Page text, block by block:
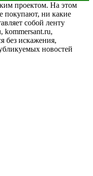
проектом. На этом
покупают, ни какие
собой ленту
kommersant.ru,
без искажения,
новостей